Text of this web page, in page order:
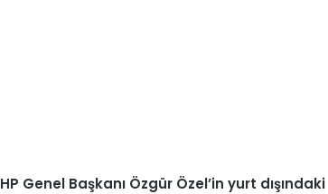
Genel Başkanı Özgür Özel’in yurt dışındaki